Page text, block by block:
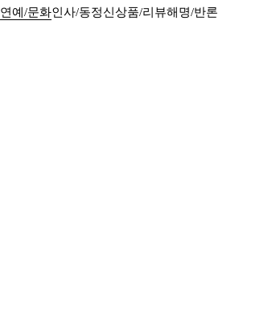
연예/문화인사/동정신상품/리뷰해명/반론